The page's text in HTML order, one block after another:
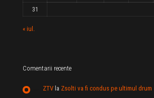
31
« iul.
Comentarii recente
ZTV la Zsolti va fi condus pe ultimul drum